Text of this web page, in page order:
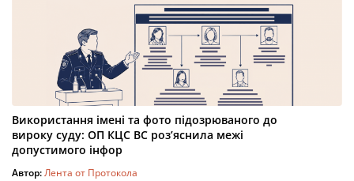
Використання імені та фото підозрюваного до
вироку суду: ОП КЦС ВС роз’яснила межі
допустимого інфор
Автор:Лента от Протокола